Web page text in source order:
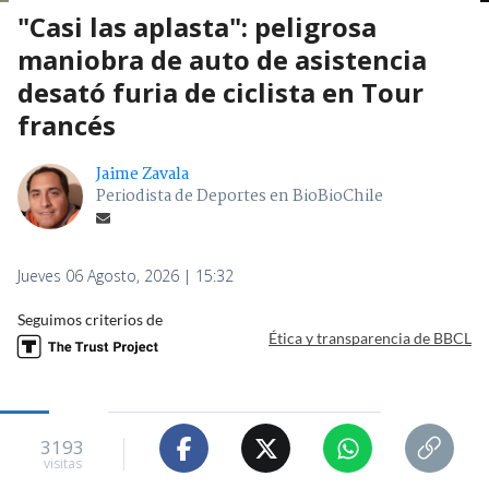
"Casi las aplasta": peligrosa
maniobra de auto de asistencia
desató furia de ciclista en Tour
francés
Jaime Zavala
Periodista de Deportes en BioBioChile
Jueves 06 Agosto, 2026 | 15:32
Seguimos criterios de
Ética y transparencia de BBCL
3193
visitas